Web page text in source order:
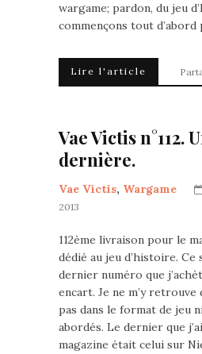
wargame; pardon, du jeu
commençons tout
Lire l'article
Vae Victis n°112.
dernière.
Vae Victis, Wargame
2013
112ème livraison pour le
dédié au jeu d’histoire.
dernier numéro que
encart. Je ne m’y
pas dans le format de jeu
abordés. Le dernier que
magazine était celui sur